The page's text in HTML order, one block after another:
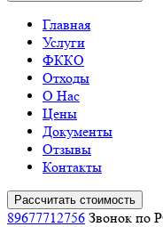
Главная
Услуги
ФККО
Отходы
О Нас
Цены
Документы
Отзывы
Контакты
Рассчитать стоимость
89677712756 Звонок по